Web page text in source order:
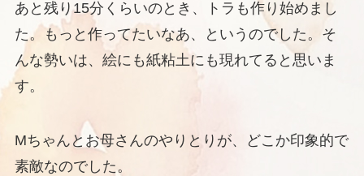
あと残り15分くらいのとき、トラも作り始めまし
た。もっと作ってたいなあ、というのでした。そ
んな勢いは、絵にも紙粘土にも現れてると思いま
す。
Mちゃんとお母さんのやりとりが、どこか印象的で
素敵なのでした。